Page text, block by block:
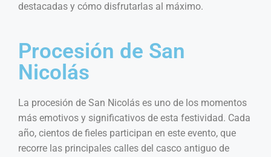
destacadas y cómo disfrutarlas al máximo.
Procesión de San
Nicolás
La procesión de San Nicolás es uno de los momentos
más emotivos y significativos de esta festividad. Cada
año, cientos de fieles participan en este evento, que
recorre las principales calles del casco antiguo de